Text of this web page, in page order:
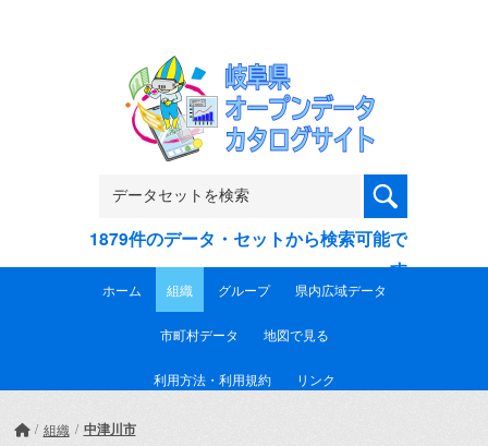
1879件のデータ・セットから検索可能で
す
ホーム 組織 グループ 県内広域データ
市町村データ 地図で見る
利用方法・利用規約 リンク
組織 中津川市